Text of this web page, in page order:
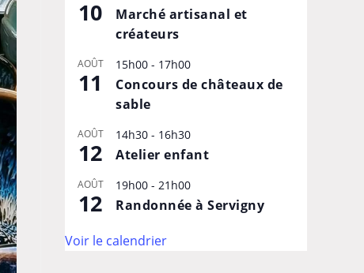
10
Marché artisanal et
créateurs
AOÛT
11
15h00 - 17h00
Concours de châteaux de
sable
AOÛT
12
14h30 - 16h30
Atelier enfant
AOÛT
12
19h00 - 21h00
Randonnée à Servigny
Voir le calendrier